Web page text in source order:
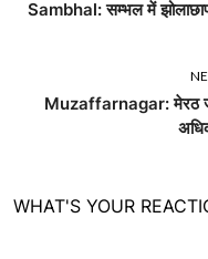
Sambhal: सम्भल में
Muzaffarnagar: मेरठ
WHAT'S YOUR